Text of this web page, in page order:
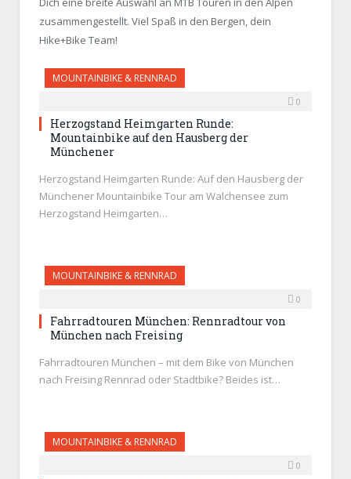
zusammengestellt. Viel Spaß in den Bergen, dein
Hike+Bike Team!
MOUNTAINBIKE & RENNRAD
0
Herzogstand Heimgarten Runde:
Mountainbike auf den Hausberg der
Münchener
Herzogstand Heimgarten Runde: Auf den Hausberg der
Münchener Mountainbike Tour am Walchensee zum
Herzogstand Heimgarten…
MOUNTAINBIKE & RENNRAD
0
Fahrradtouren München: Rennradtour von
München nach Freising
Fahrradtouren München – mit dem Bike von München
nach Freising Rennrad oder Stadtbike? Beides ist…
MOUNTAINBIKE & RENNRAD
0